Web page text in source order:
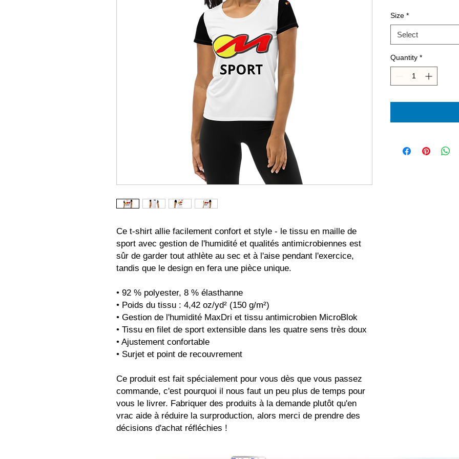
Ce t-shirt allie facilement confort et style - le tissu en maille de
sport avec gestion de l'humidité et qualités antimicrobiennes est
sûr de garder tout athlète au sec et à l'aise pendant l'exercice,
tandis que le design en fera une pièce unique.
• 92 % polyester, 8 % élasthanne
• Poids du tissu : 4,42 oz/yd² (150 g/m²)
• Gestion de l'humidité MaxDri et tissu antimicrobien MicroBlok
• Tissu en filet de sport extensible dans les quatre sens très doux
• Ajustement confortable
• Surjet et point de recouvrement
Ce produit est fait spécialement pour vous dès que vous passez
commande, c'est pourquoi il nous faut un peu plus de temps pour
vous le livrer. Fabriquer des produits à la demande plutôt qu'en
vrac aide à réduire la surproduction, alors merci de prendre des
décisions d'achat réfléchies !
Size *
Select
Quantity *